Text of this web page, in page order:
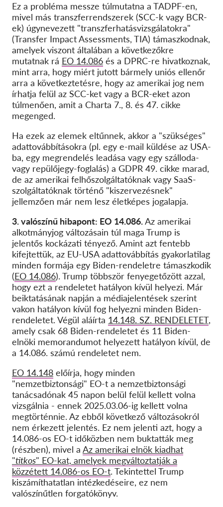
Ez a probléma messze túlmutatna a TADPF-en,
mivel más transzferrendszerek (SCC-k vagy BCR-
ek) úgynevezett "transzferhatásvizsgálatokra"
(Transfer Impact Assessments, TIA) támaszkodnak,
amelyek viszont általában a következőkre
mutatnak rá EO 14.086 és a DPRC-re hivatkoznak,
mint arra, hogy miért jutott bármely uniós ellenőr
arra a következtetésre, hogy az amerikai jog nem
írhatja felül az SCC-ket vagy a BCR-eket azon
túlmenően, amit a Charta 7., 8. és 47. cikke
megenged.
Ha ezek az elemek eltűnnek, akkor a "szükséges"
adattovábbításokra (pl. egy e-mail küldése az USA-
ba, egy megrendelés leadása vagy egy szálloda-
vagy repülőjegy-foglalás) a GDPR 49. cikke marad,
de az amerikai felhőszolgáltatóknak vagy SaaS-
szolgáltatóknak történő "kiszervezésnek"
jellemzően már nem lesz életképes jogalapja.
3. valószínű hibapont: EO 14.086.Az amerikai
alkotmányjog változásain túl maga Trump is
jelentős kockázati tényező. Amint azt fentebb
kifejtettük, az EU-USA adattovábbítás gyakorlatilag
minden formája egy Biden-rendeletre támaszkodik
(EO 14.086). Trump többször fenyegetőzött azzal,
hogy ezt a rendeletet hatályon kívül helyezi. Már
beiktatásának napján a médiajelentések szerint
vakon hatályon kívül fog helyezni minden Biden-
rendeletet. Végül aláírta 14.148. SZ. RENDELETET,
amely csak 68 Biden-rendeletet és 11 Biden-
elnöki memorandumot helyezett hatályon kívül, de
a 14.086. számú rendeletet nem.
EO 14.148 előírja, hogy minden
"nemzetbiztonsági" EO-t a nemzetbiztonsági
tanácsadónak 45 napon belül felül kellett volna
vizsgálnia - ennek 2025.03.06-ig kellett volna
megtörténnie. Az ebből következő változásokról
nem érkezett jelentés. Ez nem jelenti azt, hogy a
14.086-os EO-t időközben nem buktatták meg
(részben), mivel a Az amerikai elnök kiadhat
"titkos" EO-kat, amelyek megváltoztatják a
közzétett 14.086-os EO-t. Tekintettel Trump
kiszámíthatatlan intézkedéseire, ez nem
valószínűtlen forgatókönyv.